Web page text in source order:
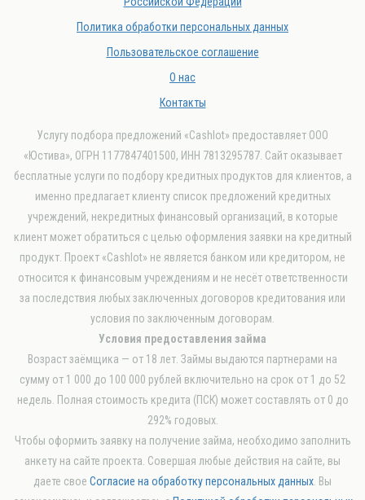
Политика обработки персональных данных
Пользовательское соглашение
О нас
Контакты
Услугу подбора предложений «Cashlot» предоставляет ООО
«Юстива», ОГРН 1177847401500, ИНН 7813295787. Сайт оказывает
бесплатные услуги по подбору кредитных продуктов для клиентов, а
именно предлагает клиенту список предложений кредитных
учреждений, некредитных финансовый организаций, в которые
клиент может обратиться с целью оформления заявки на кредитный
продукт. Проект «Cashlot» не является банком или кредитором, не
относится к финансовым учреждениям и не несёт ответственности
за последствия любых заключенных договоров кредитования или
условия по заключенным договорам.
Условия предоставления займа
Возраст заёмщика — от 18 лет. Займы выдаются партнерами на
сумму от 1 000 до 100 000 рублей включительно на срок от 1 до 52
недель. Полная стоимость кредита (ПСК) может составлять от 0 до
292% годовых.
Чтобы оформить заявку на получение займа, необходимо заполнить
анкету на сайте проекта. Совершая любые действия на сайте, вы
даете свое Согласие на обработку персональных данных . Вы